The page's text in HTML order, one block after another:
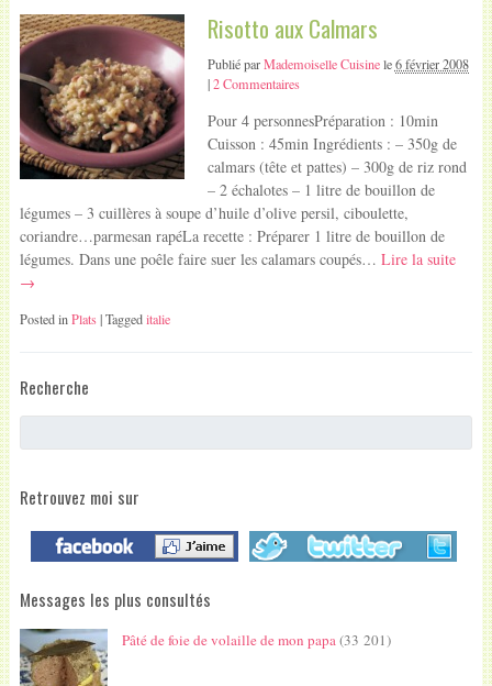
Risotto aux Calmars
Publié parMademoiselle Cuisinele6 février 2008
|2 Commentaires
Pour 4 personnesPréparation : 10min
Cuisson : 45min Ingrédients : – 350g de
calmars (tête et pattes) – 300g de riz rond
– 2 échalotes – 1 litre de bouillon de
légumes – 3 cuillères à soupe d’huile d’olive persil, ciboulette,
coriandre…parmesan rapéLa recette : Préparer 1 litre de bouillon de
légumes. Dans une poêle faire suer les calamars coupés… Lire la suite
→
Posted inPlats | Taggeditalie
Recherche
Retrouvez moi sur
Messages les plus consultés
Pâté de foie de volaille de mon papa(33 201)